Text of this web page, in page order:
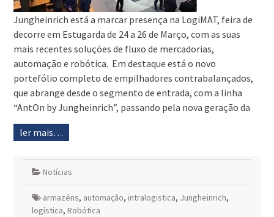
Jungheinrich está a marcar presença na LogiMAT, feira de
decorre em Estugarda de 24 a 26 de Março, com as suas
mais recentes soluções de fluxo de mercadorias,
automação e robótica. Em destaque está o novo
portefólio completo de empilhadores contrabalançados,
que abrange desde o segmento de entrada, com a linha
“AntOn by Jungheinrich”, passando pela nova geração da
ler mais…
Notícias
armazéns, automação, intralogistica, Jungheinrich,
logística, Robótica